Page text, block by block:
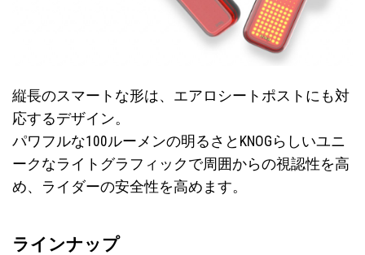
縦長のスマートな形は、エアロシートポストにも対
応するデザイン。
パワフルな100ルーメンの明るさとKNOGらしいユニ
ークなライトグラフィックで周囲からの視認性を高
め、ライダーの安全性を高めます。
ラインナップ